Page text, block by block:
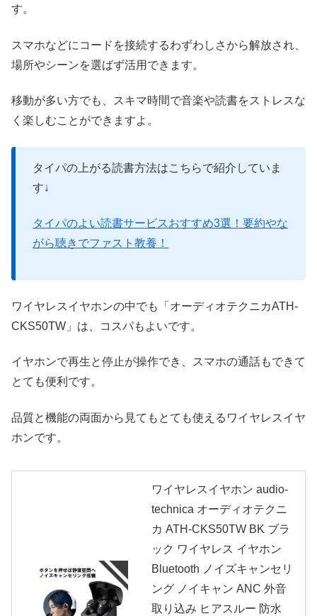
す。
スマホなどにコードを接続するわずわしさから解放され、
場所やシーンを選ばず活用できます。
移動が多い方でも、スキマ時間で音楽や読書をストレスな
く楽しむことができますよ。
タイパの上がる読書方法はこちらで紹介していま
す↓
タイパのよい読書サービスおすすめ3選！要約やな
がら聴きでファスト教養！
ワイヤレスイヤホンの中でも「オーディオテクニカATH-
CKS50TW」は、コスパもよいです。
イヤホンで再生と停止が操作でき、スマホの通話もできて
とても便利です。
品質と機能の両面から見てもとても使えるワイヤレスイヤ
ホンです。
ワイヤレスイヤホン audio-
technica オーディオテクニ
カ ATH-CKS50TW BK ブラ
ック ワイヤレス イヤホン
Bluetooth ノイズキャンセリ
ング ノイキャン ANC 外音
取り込み ヒアスルー 防水